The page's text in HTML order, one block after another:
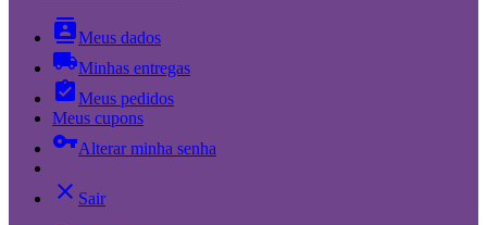
contactsMeus dados
local_shippingMinhas entregas
assignment_turned_inMeus pedidos
Meus cupons
vpn_keyAlterar minha senha
close Sair